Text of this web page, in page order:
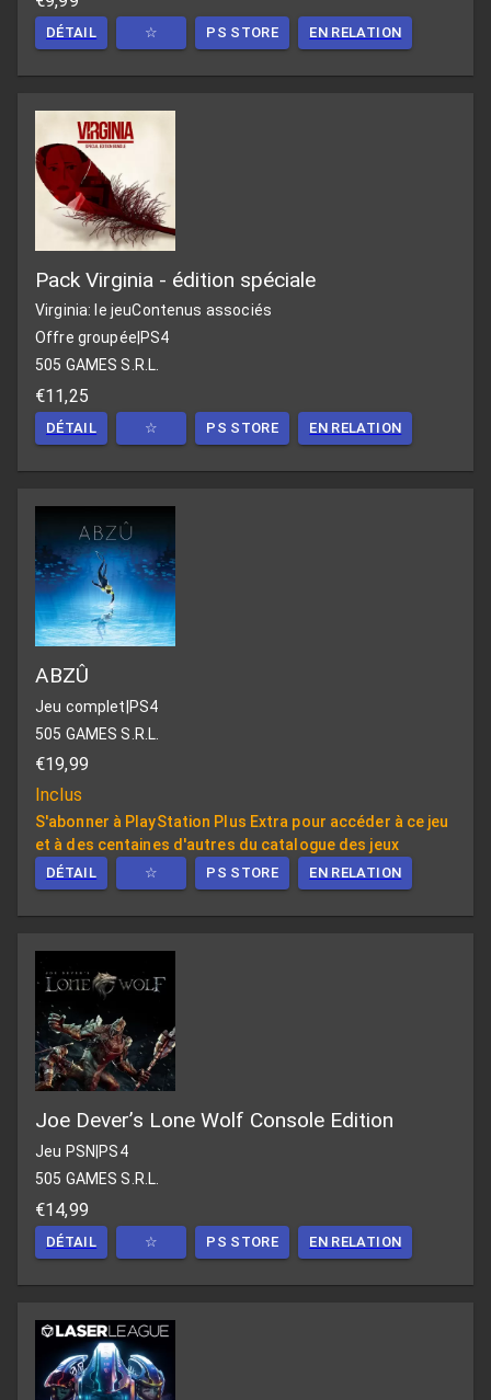
DÉTAIL ☆ PS STORE EN RELATION
Pack Virginia - édition spéciale
Virginia: le jeuContenus associés
Offre groupée PS4
505 GAMES S.R.L.
€11,25
DÉTAIL ☆ PS STORE EN RELATION
ABZÛ
Jeu complet PS4
505 GAMES S.R.L.
€19,99
Inclus
S'abonner à PlayStation Plus Extra pour accéder à ce jeu
et à des centaines d'autres du catalogue des jeux
DÉTAIL ☆ PS STORE EN RELATION
Joe Dever’s Lone Wolf Console Edition
Jeu PSN PS4
505 GAMES S.R.L.
€14,99
DÉTAIL ☆ PS STORE EN RELATION